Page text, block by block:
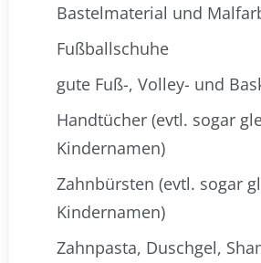
Bastelmaterial und
Fußballschuhe
gute Fuß-, Volley- und
Handtücher (evtl. sogar
Kindernamen)
Zahnbürsten (evtl. sogar
Kindernamen)
Zahnpasta, Duschgel,